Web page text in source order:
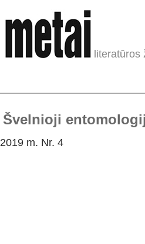
literatūros
Švelnioji
2019 m. Nr. 4